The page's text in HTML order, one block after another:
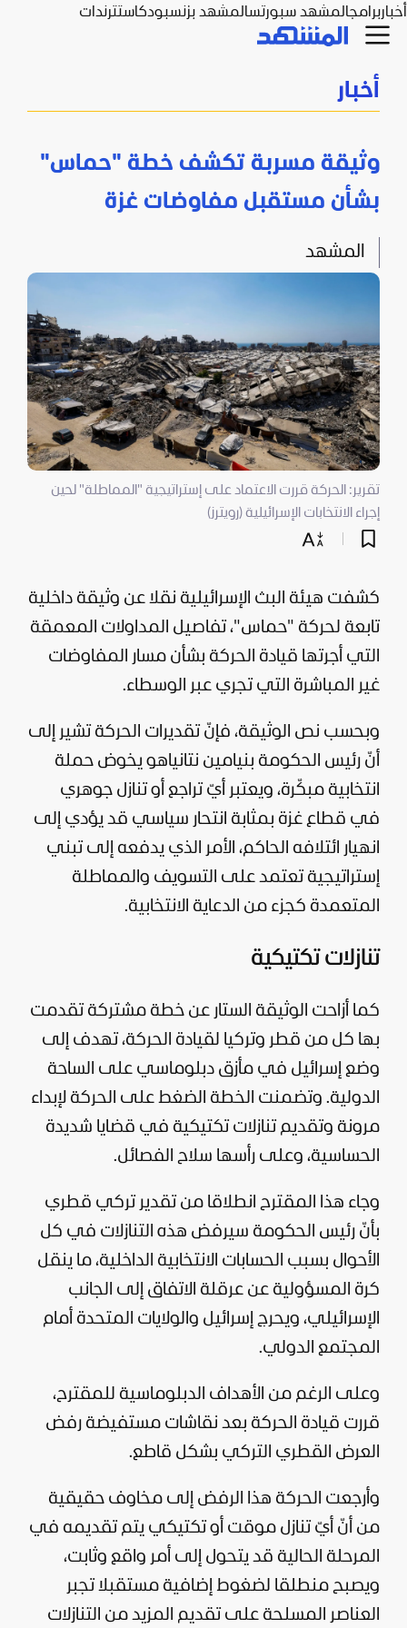
أخباربرامجالمشهد سبورتسالمشهد بزنسبودكاستترندات
أخبار
وثيقة مسربة تكشف خطة "حماس"
بشأن مستقبل مفاوضات غزة
المشهد
تقرير: الحركة قررت الاعتماد على إستراتيجية "المماطلة" لحين
إجراء الانتخابات الإسرائيلية (رويترز)
كشفت هيئة البث الإسرائيلية نقلا عن وثيقة داخلية
تابعة لحركة "حماس"، تفاصيل المداولات المعمقة
التي أجرتها قيادة الحركة بشأن مسار المفاوضات
غير المباشرة التي تجري عبر الوسطاء.
وبحسب نص الوثيقة، فإنّ تقديرات الحركة تشير إلى
أنّ رئيس الحكومة بنيامين نتانياهو يخوض حملة
انتخابية مبكّرة، ويعتبر أيّ تراجع أو تنازل جوهري
في قطاع غزة بمثابة انتحار سياسي قد يؤدي إلى
انهيار ائتلافه الحاكم، الأمر الذي يدفعه إلى تبني
إستراتيجية تعتمد على التسويف والمماطلة
المتعمدة كجزء من الدعاية الانتخابية.
تنازلات تكتيكية
كما أزاحت الوثيقة الستار عن خطة مشتركة تقدمت
بها كل من قطر وتركيا لقيادة الحركة، تهدف إلى
وضع إسرائيل في مأزق دبلوماسي على الساحة
الدولية. وتضمنت الخطة الضغط على الحركة لإبداء
مرونة وتقديم تنازلات تكتيكية في قضايا شديدة
الحساسية، وعلى رأسها سلاح الفصائل.
وجاء هذا المقترح انطلاقا من تقدير تركي قطري
بأنّ رئيس الحكومة سيرفض هذه التنازلات في كل
الأحوال بسبب الحسابات الانتخابية الداخلية، ما ينقل
كرة المسؤولية عن عرقلة الاتفاق إلى الجانب
الإسرائيلي، ويحرج إسرائيل والولايات المتحدة أمام
المجتمع الدولي.
وعلى الرغم من الأهداف الدبلوماسية للمقترح،
قررت قيادة الحركة بعد نقاشات مستفيضة رفض
العرض القطري التركي بشكل قاطع.
وأرجعت الحركة هذا الرفض إلى مخاوف حقيقية
من أنّ أيّ تنازل موقت أو تكتيكي يتم تقديمه في
المرحلة الحالية قد يتحول إلى أمر واقع وثابت،
ويصبح منطلقا لضغوط إضافية مستقبلا تجبر
العناصر المسلحة على تقديم المزيد من التنازلات